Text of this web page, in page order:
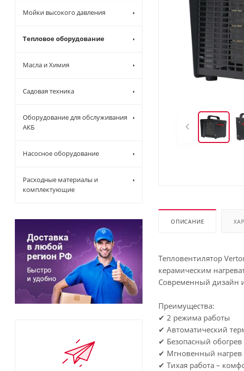
ОПИСАНИЕ
Тепловентилятор
керамическим
Современный дизайн
Преимущества:
✔ 2 режима работы
✔ Автоматический
✔ Безопасный обогрев
✔ Мгновенный нагрев
✔ Тихая работа –
Мойки высокого давления
Тепловое оборудование
Масла и Химия
Садовая техника
Оборудование для обслуживания
АКБ
Насосное оборудование
Расходные материалы и
комплектующие